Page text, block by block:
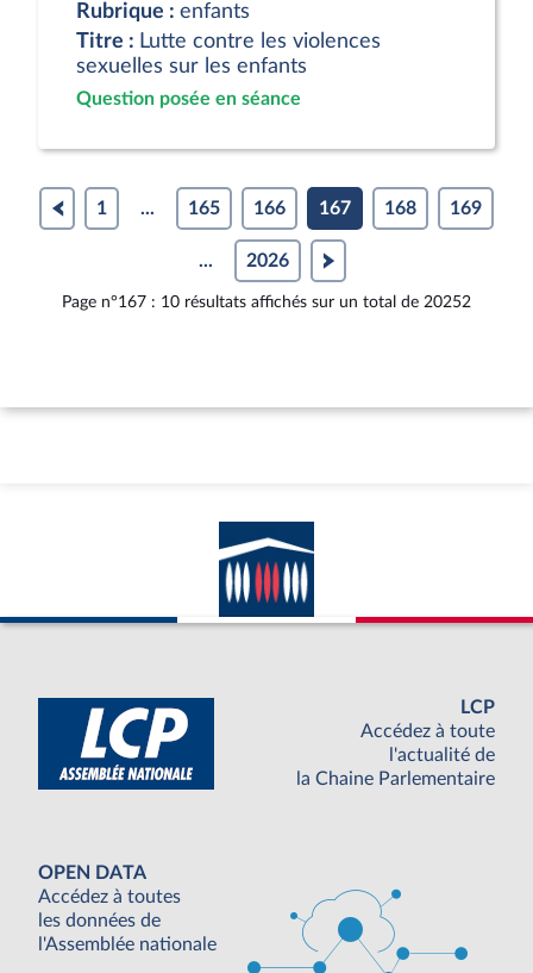
Rubrique : enfants
Titre : Lutte contre les violences
sexuelles sur les enfants
Question posée en séance
1 ... 165 166 167 168 169
... 2026
Page n°167 : 10 résultats affichés sur un total de 20252
LCP
Accédez à toute
l'actualité de
la Chaine Parlementaire
OPEN DATA
Accédez à toutes
les données de
l'Assemblée nationale